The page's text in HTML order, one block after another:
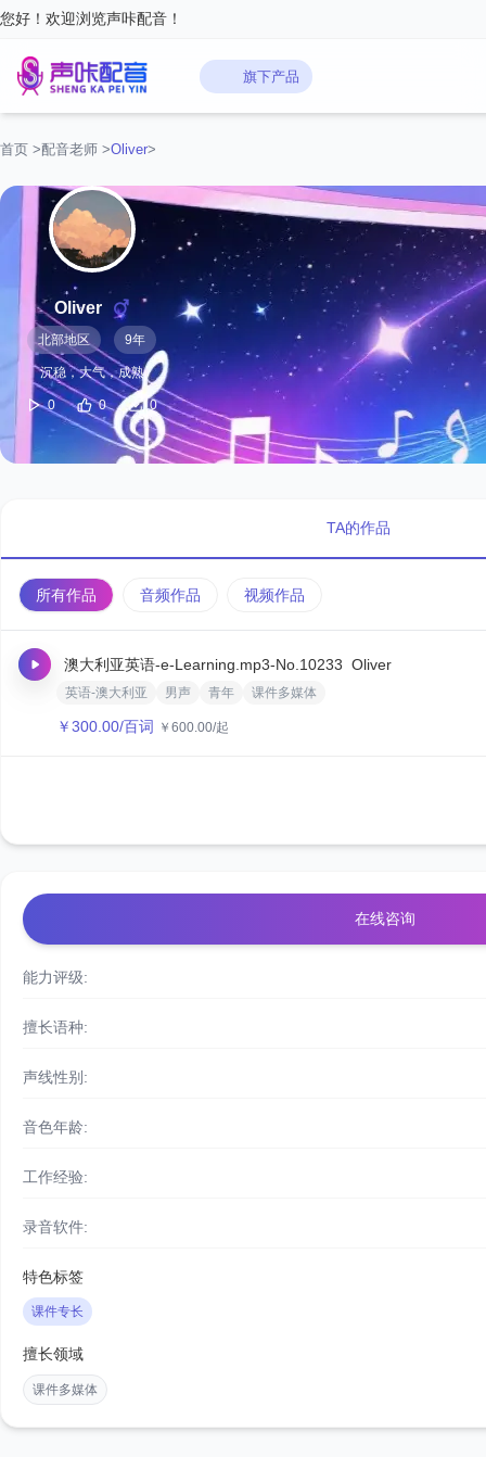
您好！欢迎浏览声咔配音！
旗下产品
首页 >配音老师 >‌Oliver‌>
‌Oliver‌
北部地区 9年
沉稳，大气，成熟
0 0 0
TA的作品
所有作品 音频作品 视频作品
澳大利亚英语-e-Learning.mp3-No.10233 ‌Oliver‌
英语-澳大利亚 男声 青年 课件多媒体
￥300.00/百词 ￥ 600.00/起
在线咨询
能力评级:
擅长语种:
声线性别:
音色年龄:
工作经验:
录音软件:
特色标签
课件专长
擅长领域
课件多媒体